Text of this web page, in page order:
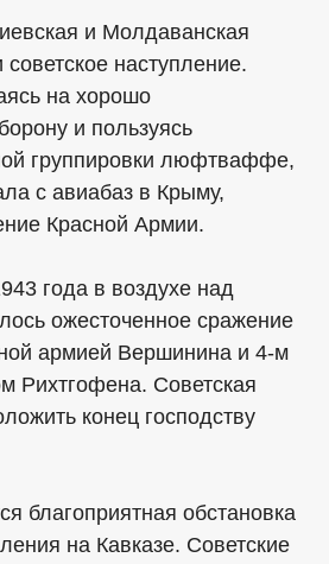
и Молдаванская
наступление.
на хорошо
и пользуясь
группировки люфтваффе,
с авиабаз в Крыму,
Красной Армии.
года в воздухе над
ожесточенное сражение
армией Вершинина и 4-м
Рихтгофена. Советская
конец господству
благоприятная обстановка
на Кавказе. Советские